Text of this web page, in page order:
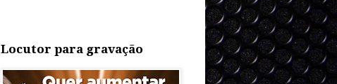
Locutor para gravação